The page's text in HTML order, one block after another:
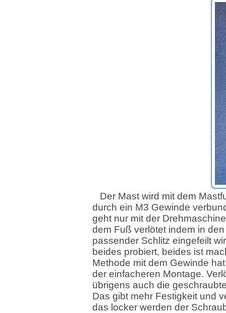
Der Mast wird mit dem
durch ein M3 Gewinde
geht nur mit der
dem Fuß verlötet indem in
passender Schlitz eingefeilt
beides probiert, beides ist
Methode mit dem Gewinde
der einfacheren Montage.
übrigens auch die
Das gibt mehr Festigkeit und
das locker werden der